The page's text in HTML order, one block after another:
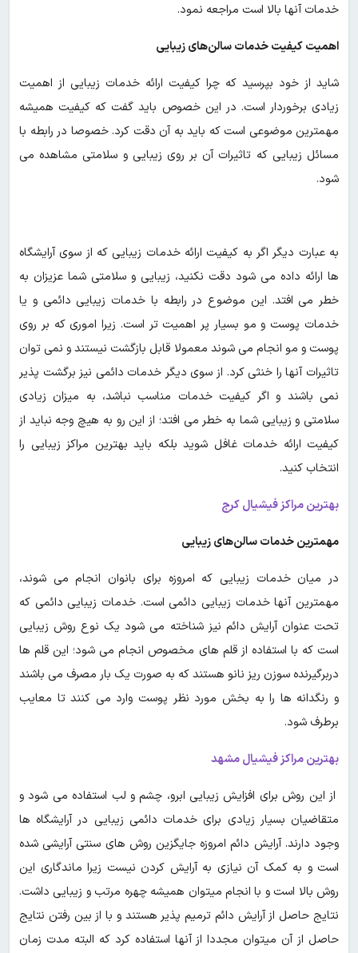
خدمات آنها بالا است مراجعه نمود.
اهمیت کیفیت خدمات سالن‌های زیبایی
شاید از خود بپرسید که چرا کیفیت ارائه خدمات زیبایی از اهمیت
زیادی برخوردار است. در این خصوص باید گفت که کیفیت همیشه
مهمترین موضوعی است که باید به آن دقت کرد. خصوصا در رابطه با
مسائل زیبایی که تاثیرات آن بر روی زیبایی و سلامتی مشاهده می
شود.
به عبارت دیگر اگر به کیفیت ارائه خدمات زیبایی که از سوی آرایشگاه
ها ارائه داده می شود دقت نکنید، زیبایی و سلامتی شما عزیزان به
خطر می افتد. این موضوع در رابطه با خدمات زیبایی دائمی و یا
خدمات پوست و مو بسیار پر اهمیت تر است. زیرا اموری که بر روی
پوست و مو انجام می شوند معمولا قابل بازگشت نیستند و نمی توان
تاثیرات آنها را خنثی کرد. از سوی دیگر خدمات دائمی نیز برگشت پذیر
نمی باشند و اگر کیفیت خدمات مناسب نباشد، به میزان زیادی
سلامتی و زیبایی شما به خطر می افتد؛ از این رو به هیچ وجه نباید از
کیفیت ارائه خدمات غافل شوید بلکه باید بهترین مراکز زیبایی را
انتخاب کنید.
بهترین مراکز فیشیال کرج
مهمترین خدمات سالن‌های زیبایی
در میان خدمات زیبایی که امروزه برای بانوان انجام می شوند،
مهمترین آنها خدمات زیبایی دائمی است. خدمات زیبایی دائمی که
تحت عنوان آرایش دائم نیز شناخته می شود یک نوع روش زیبایی
است که با استفاده از قلم های مخصوص انجام می شود؛ این قلم ها
دربرگیرنده سوزن ریز نانو هستند که به صورت یک بار مصرف می باشند
و رنگدانه ها را به بخش مورد نظر پوست وارد می کنند تا معایب
برطرف شود.
بهترین مراکز فیشیال مشهد
از این روش برای افزایش زیبایی ابرو، چشم و لب استفاده می شود و
متقاضیان بسیار زیادی برای خدمات دائمی زیبایی در آرایشگاه ها
وجود دارند. آرایش دائم امروزه جایگزین روش های سنتی آرایشی شده
است و به کمک آن نیازی به آرایش کردن نیست زیرا ماندگاری این
روش بالا است و با انجام میتوان همیشه چهره مرتب و زیبایی داشت.
نتایج حاصل از آرایش دائم ترمیم پذیر هستند و با از بین رفتن نتایج
حاصل از آن میتوان مجددا از آنها استفاده کرد که البته مدت زمان